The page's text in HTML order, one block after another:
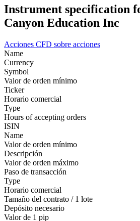
Instrument specification
Canyon Education Inc
Acciones CFD sobre acciones
Name
Currency
Symbol
Valor de orden mínimo
Ticker
Horario comercial
Type
Hours of accepting orders
ISIN
Name
Valor de orden mínimo
Descripción
Valor de orden máximo
Paso de transacción
Type
Horario comercial
Tamaño del contrato / 1 lote
Depósito necesario
Valor de 1 pip